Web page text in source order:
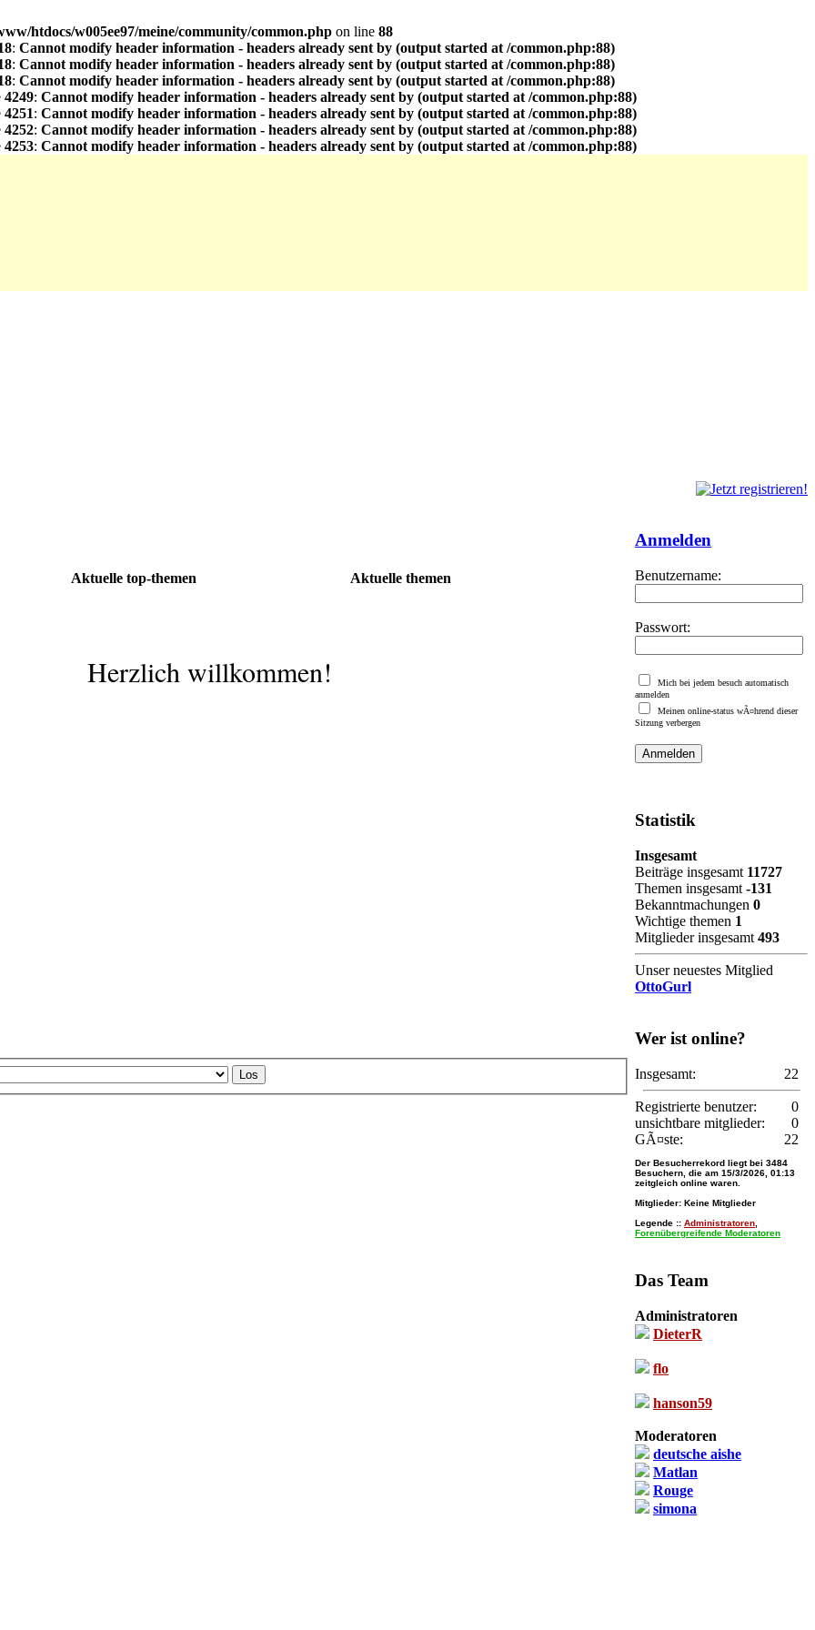
htdocs/w005ee97/meine/community/common.php on line 88
: Cannot modify header information - headers already sent by (output started at /common.php:88)
: Cannot modify header information - headers already sent by (output started at /common.php:88)
: Cannot modify header information - headers already sent by (output started at /common.php:88)
4249: Cannot modify header information - headers already sent by (output started at /common.php:88)
4251: Cannot modify header information - headers already sent by (output started at /common.php:88)
4252: Cannot modify header information - headers already sent by (output started at /common.php:88)
4253: Cannot modify header information - headers already sent by (output started at /common.php:88)
Aktuelle top-themen Aktuelle themen
Herzlich willkommen!
Anmelden
Benutzername:
Passwort:
Mich bei jedem besuch automatisch
anmelden
Meinen online-status wÃ¤hrend dieser
Sitzung verbergen
Statistik
Insgesamt
Beiträge insgesamt 11727
Themen insgesamt -131
Bekanntmachungen 0
Wichtige themen 1
Mitglieder insgesamt 493
Unser neuestes Mitglied
OttoGurl
Wer ist online?
Insgesamt: 22
Registrierte benutzer:
0
unsichtbare mitglieder:
0
GÃ¤ste:
22
Der Besucherrekord liegt bei 3484
Besuchern, die am 15/3/2026, 01:13
zeitgleich online waren.
Mitglieder: Keine Mitglieder
Legende :: Administratoren
Forenübergreifende Moderatoren
Das Team
Administratoren
DieterR
flo
hanson59
Moderatoren
deutsche aishe
Matlan
Rouge
simona